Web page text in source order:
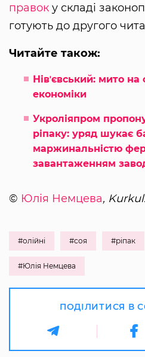
правок у складі
готують до другого
Читайте також:
Нівʼєвський: мито
економіки
Укроліяпром
ріпаку: уряд шукає
маржинальністю
завантаженням
© Юлія Немцева,
#олійні #соя #ріпак
#Юлія Немцева
ПОДІЛИТИСЯ В